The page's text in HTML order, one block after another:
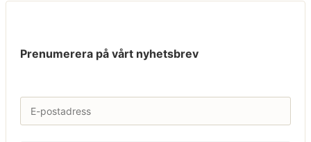
Prenumerera på vårt nyhetsbrev